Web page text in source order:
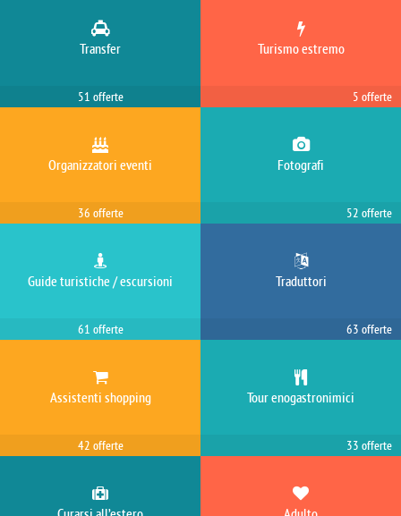
Ora su Sapiens.travel stanno cercando: Barcellona, Spagna — Tour enogastronimici
Ora su Sapiens.travel stanno cercando: Mosca, Russia — Fotografi
Ora su Sapiens.travel stanno cercando: Lisbona, Portogallo — Fotografi
Ora su Sapiens.travel stanno cercando: San Jose, Costa Rica — Guide turistiche / escursioni
Ora su Sapiens.travel stanno cercando: Napoli, Italia — Traduttori
Ora su Sapiens.travel stanno cercando: Lisbona, Portogallo — Guide turistiche / escursioni
Ora su Sapiens.travel stanno cercando: New Delhi, India — Traduttori
Ora su Sapiens.travel stanno cercando: Nero, Russia — Guide turistiche / escursioni
Ora su Sapiens.travel stanno cercando: Tallinn, Estonia — Traduttori
Transfer
51 offerte
Organizzatori eventi
36 offerte
Guide turistiche / escursioni
61 offerte
Assistenti shopping
42 offerte
Turismo estremo
5 offerte
Fotografi
52 offerte
Traduttori
63 offerte
Tour enogastronimici
33 offerte